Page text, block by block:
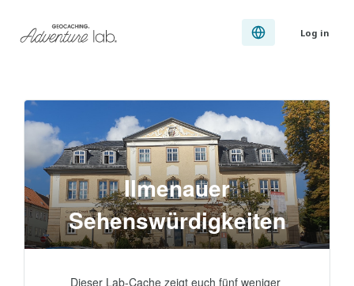
Log in
Ilmenauer
Sehenswürdigkeiten
Dieser Lab-Cache zeigt euch fünf weniger